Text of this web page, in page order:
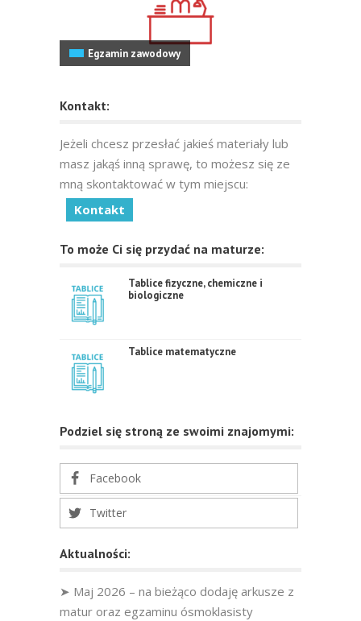
Egzamin zawodowy
Kontakt:
Jeżeli chcesz przesłać jakieś materiały lub
masz jakąś inną sprawę, to możesz się ze
mną skontaktować w tym miejscu:
Kontakt
To może Ci się przydać na maturze:
Tablice fizyczne, chemiczne i
biologiczne
Tablice matematyczne
Podziel się stroną ze swoimi znajomymi:
Facebook
Twitter
Aktualności:
➤ Maj 2026 – na bieżąco dodaję arkusze z
matur oraz egzaminu ósmoklasisty